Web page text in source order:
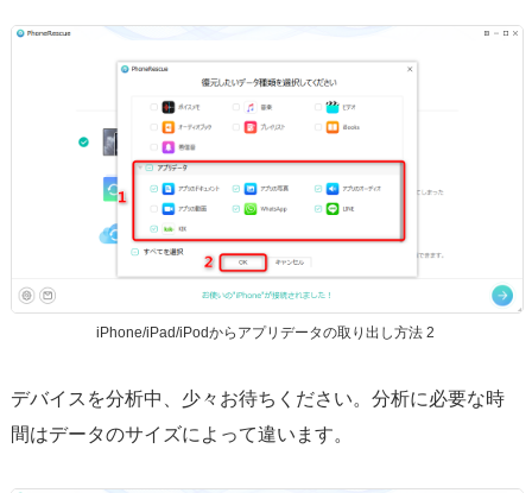
iPhone/iPad/iPodからアプリデータの取り出し方法 2
デバイスを分析中、少々お待ちください。分析に必要な時
間はデータのサイズによって違います。